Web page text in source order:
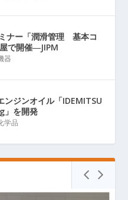
ナー「潤滑管理 基本コ
で開催―JIPM
器
ンジンオイル「IDEMITSU
」を開発
学品